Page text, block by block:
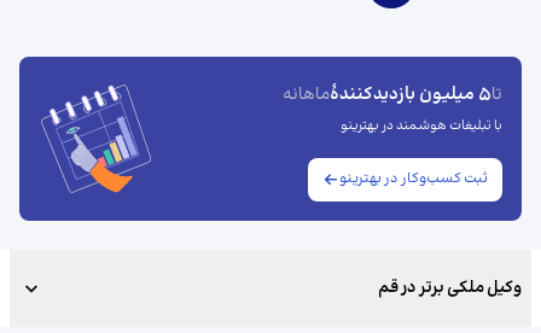
تا5 میلیون بازدیدکنندهٔ ماهانه
با تبلیغات هوشمند در بهترینو
ثبت کسب‌وکار در بهترینو
وکیل ملکی برتر در قم